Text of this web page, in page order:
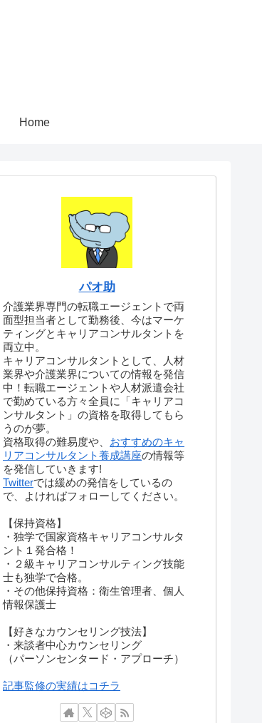
Home
パオ助
介護業界専門の転職エージェントで両
面型担当者として勤務後、今はマーケ
ティングとキャリアコンサルタントを
両立中。
キャリアコンサルタントとして、人材
業界や介護業界についての情報を発信
中！転職エージェントや人材派遣会社
で勤めている方々全員に「キャリアコ
ンサルタント」の資格を取得してもら
うのが夢。
資格取得の難易度や、 おすすめのキャ
リアコンサルタント養成講座の情報等
を発信していきます!
Twitterでは緩めの発信をしているの
で、よければフォローしてください。
【保持資格】
・独学で国家資格キャリアコンサルタ
ント１発合格！
・２級キャリアコンサルティング技能
士も独学で合格。
・その他保持資格：衛生管理者、個人
情報保護士
【好きなカウンセリング技法】
・来談者中心カウンセリング
（パーソンセンタード・アプローチ）
記事監修の実績はコチラ